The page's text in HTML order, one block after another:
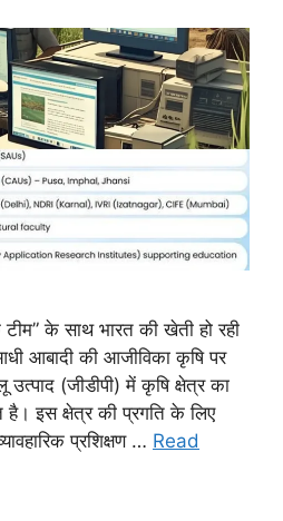
के साथ भारत की खेती हो रही
आबादी की आजीविका कृषि पर
(जीडीपी) में कृषि क्षेत्र का
इस क्षेत्र की प्रगति के लिए
प्रशिक्षण … Read